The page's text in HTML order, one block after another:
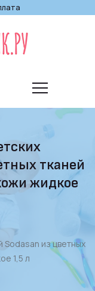
тканей
жидкое
Sodasan из цветных
1,5 л